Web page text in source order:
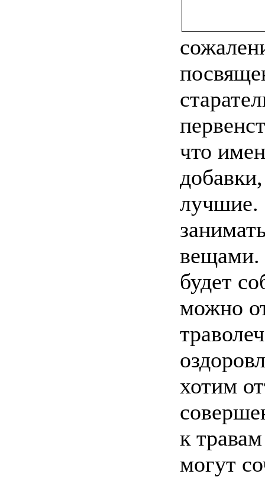
что
лучшие.
вещами.
будет
можно
хотим
к
могут